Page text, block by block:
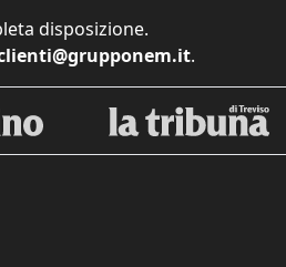
disposizione.
.